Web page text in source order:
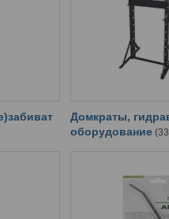
Домкраты,
оборудование 33